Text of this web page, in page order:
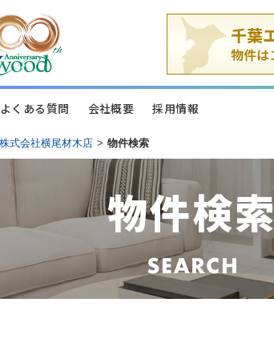
よくある質問 会社概要 採用情報
式会社横尾材木店 > 物件検索
物件検索